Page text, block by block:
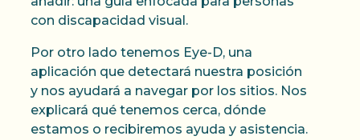
con discapacidad visual.
Por otro lado tenemos Eye-D, una
aplicación que detectará nuestra posición
y nos ayudará a navegar por los sitios. Nos
explicará qué tenemos cerca, dónde
estamos o recibiremos ayuda y asistencia.